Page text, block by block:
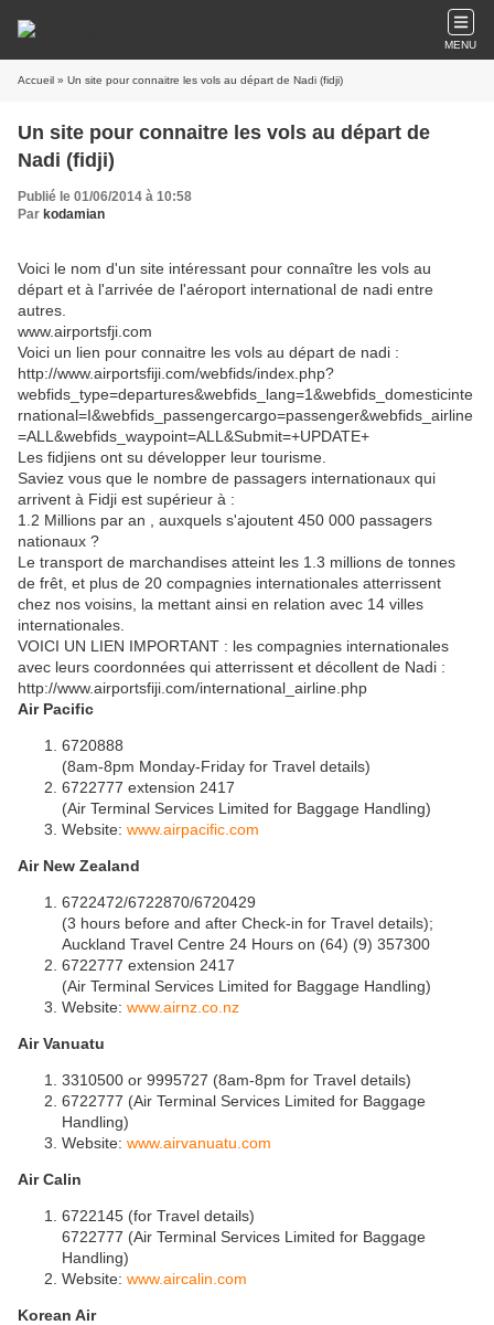
MENU
Accueil » Un site pour connaitre les vols au départ de Nadi (fidji)
Un site pour connaitre les vols au départ de
Nadi (fidji)
Publié le 01/06/2014 à 10:58
Par kodamian
Voici le nom d'un site intéressant pour connaître les vols au
départ et à l'arrivée de l'aéroport international de nadi entre
autres.
www.airportsfji.com
Voici un lien pour connaitre les vols au départ de nadi :
http://www.airportsfiji.com/webfids/index.php?
webfids_type=departures&webfids_lang=1&webfids_domesticinte
rnational=I&webfids_passengercargo=passenger&webfids_airline
=ALL&webfids_waypoint=ALL&Submit=+UPDATE+
Les fidjiens ont su développer leur tourisme.
Saviez vous que le nombre de passagers internationaux qui
arrivent à Fidji est supérieur à :
1.2 Millions par an , auxquels s'ajoutent 450 000 passagers
nationaux ?
Le transport de marchandises atteint les 1.3 millions de tonnes
de frêt, et plus de 20 compagnies internationales atterrissent
chez nos voisins, la mettant ainsi en relation avec 14 villes
internationales.
VOICI UN LIEN IMPORTANT : les compagnies internationales
avec leurs coordonnées qui atterrissent et décollent de Nadi :
http://www.airportsfiji.com/international_airline.php
Air Pacific
6720888
(8am-8pm Monday-Friday for Travel details)
6722777 extension 2417
(Air Terminal Services Limited for Baggage Handling)
Website: www.airpacific.com
Air New Zealand
6722472/6722870/6720429
(3 hours before and after Check-in for Travel details);
Auckland Travel Centre 24 Hours on (64) (9) 357300
6722777 extension 2417
(Air Terminal Services Limited for Baggage Handling)
Website: www.airnz.co.nz
Air Vanuatu
3310500 or 9995727 (8am-8pm for Travel details)
6722777 (Air Terminal Services Limited for Baggage
Handling)
Website: www.airvanuatu.com
Air Calin
6722145 (for Travel details)
6722777 (Air Terminal Services Limited for Baggage
Handling)
Website: www.aircalin.com
Korean Air